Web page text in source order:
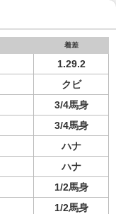
着差
1.29.2
クビ
3/4馬身
3/4馬身
ハナ
ハナ
1/2馬身
1/2馬身